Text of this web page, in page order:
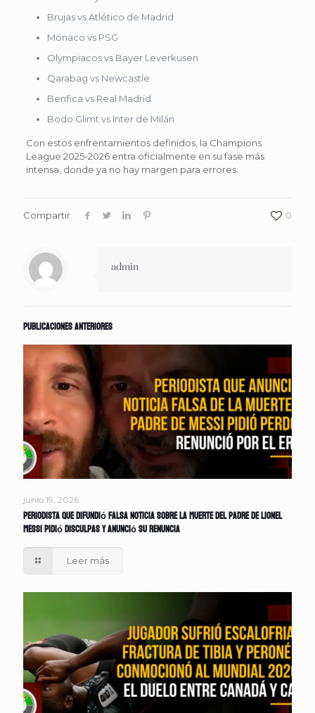
Brujas vs Atlético de Madrid
Mónaco vs PSG
Olympiacos vs Bayer Leverkusen
Qarabag vs Newcastle
Benfica vs Real Madrid
Bodo Glimt vs Inter de Milán
Con estos enfrentamientos definidos, la Champions
League 2025-2026 entra oficialmente en su fase más
intensa, donde ya no hay margen para errores.
Compartir 0
admin
Publicaciones anteriores
junio 19, 2026
Periodista que difundió falsa noticia sobre la muerte del padre de Lionel
Messi pidió disculpas y anunció su renuncia
Leer más